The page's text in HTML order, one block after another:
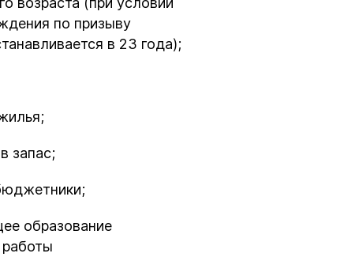
по призыву
в 23 года);
запас;
образование